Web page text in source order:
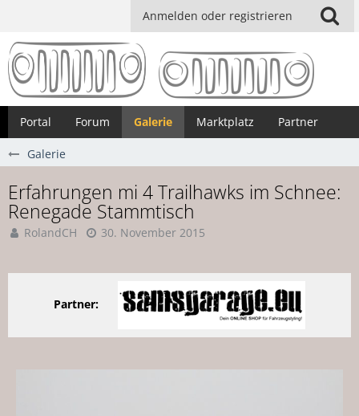
Anmelden oder registrieren
Portal Forum Galerie Marktplatz Partner
Galerie
Erfahrungen mi 4 Trailhawks im Schnee:
Renegade Stammtisch
RolandCH 30. November 2015
Partner: